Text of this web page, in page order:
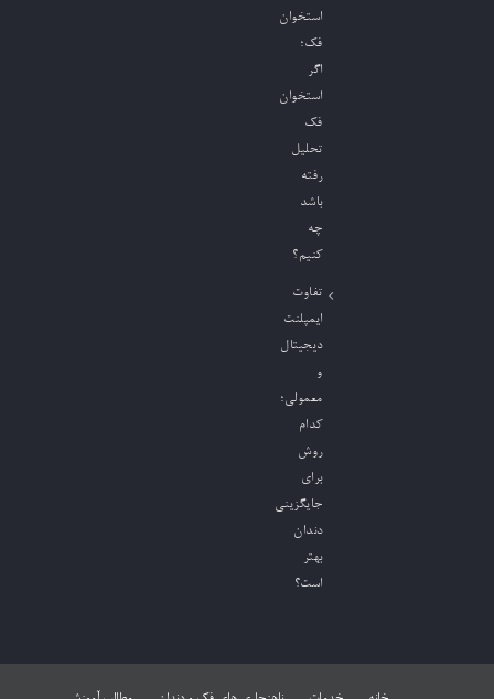
استخوان
فک؛
اگر
استخوان
فک
تحلیل
رفته
باشد
چه
کنیم؟
تفاوت
ایمپلنت
دیجیتال
و
معمولی؛
کدام
روش
برای
جایگزینی
دندان
بهتر
است؟